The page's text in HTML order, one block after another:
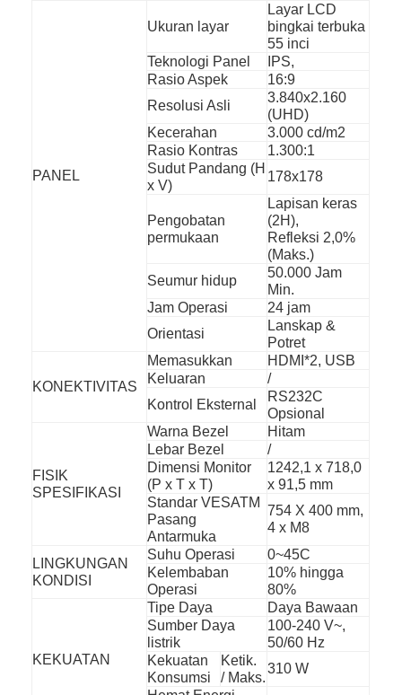
PANEL
Ukuran layar
Layar LCD
bingkai terbuka
55 inci
Teknologi Panel
IPS,
Rasio Aspek
16:9
Resolusi Asli
3.840x2.160
(UHD)
Kecerahan
3.000 cd/m2
Rasio Kontras
1.300:1
Sudut Pandang (H
x V)
178x178
Pengobatan
permukaan
Lapisan keras
(2H),
Refleksi 2,0%
(Maks.)
Seumur hidup
50.000 Jam
Min.
Jam Operasi
24 jam
Orientasi
Lanskap &
Potret
KONEKTIVITAS
Memasukkan
HDMI*2, USB
Keluaran
/
Kontrol Eksternal
RS232C
Opsional
FISIK
SPESIFIKASI
Warna Bezel
Hitam
Lebar Bezel
/
Dimensi Monitor
(P x T x T)
1242,1 x 718,0
x 91,5 mm
Standar VESATM
Pasang
Antarmuka
754 X 400 mm,
4 x M8
LINGKUNGAN
KONDISI
Suhu Operasi
0~45C
Kelembaban
Operasi
10% hingga
80%
KEKUATAN
Tipe Daya
Daya Bawaan
Sumber Daya
listrik
100-240 V~,
50/60 Hz
Kekuatan
Konsumsi
Ketik.
/ Maks.
310 W